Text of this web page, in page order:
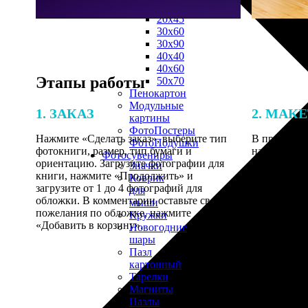
20х45
30х60
30х90
40х40
40х60
50х70
Пенокартон
Модульные
картины
ФотоПостеры
ФотоПодушки
Фотоcувениры
Значки
Коврик
для
мыши
Кружки
Новогодние
шары
Пазл
картонный
Тарелки
Магниты
Пазлы
Этапы работы
1. ЗАКАЗ
Нажмите «Сделать заказ», выберите тип
фотокниги, размер, тип бумаги и
ориентацию. Загрузите фотографии для
книги, нажмите «Продолжить» и
загрузите от 1 до 4 фотографий для
обложки. В комментарии оставьте свои
пожелания по обложке, нажмите
«Добавить в корзину».
2.
В процессе
наши